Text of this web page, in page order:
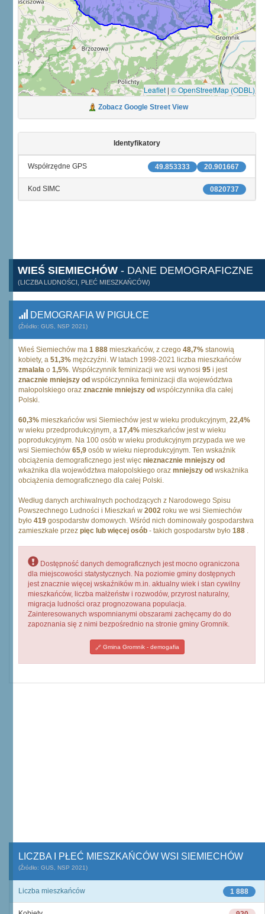
Leaflet | © OpenStreetMap (ODBL)
Zobacz Google Street View
Identyfikatory
20.901667
49.853333
Współrzędne GPS
0820737
Kod SIMC
WIEŚ SIEMIECHÓW - DANE DEMOGRAFICZNE
(LICZBA LUDNOŚCI, PŁEĆ MIESZKAŃCÓW)
DEMOGRAFIA W PIGUŁCE
(Źródło: GUS, NSP 2021)
Wieś Siemiechów ma 1 888 mieszkańców, z czego 48,7% stanowią
kobiety, a 51,3% mężczyźni. W latach 1998-2021 liczba mieszkańców
zmalała o 1,5%. Współczynnik feminizacji we wsi wynosi 95 i jest
znacznie mniejszy od współczynnika feminizacji dla województwa
małopolskiego oraz znacznie mniejszy od współczynnika dla całej
Polski.
60,3% mieszkańców wsi Siemiechów jest w wieku produkcyjnym, 22,4%
w wieku przedprodukcyjnym, a 17,4% mieszkańców jest w wieku
poprodukcyjnym. Na 100 osób w wieku produkcyjnym przypada we we
wsi Siemiechów 65,9 osób w wieku nieprodukcyjnym. Ten wskaźnik
obciążenia demograficznego jest więc nieznacznie mniejszy od
wkażnika dla województwa małopolskiego oraz mniejszy od wskażnika
obciążenia demograficznego dla całej Polski.
Według danych archiwalnych pochodzących z Narodowego Spisu
Powszechnego Ludności i Mieszkań w 2002 roku we wsi Siemiechów
było 419 gospodarstw domowych. Wśród nich dominowały gospodarstwa
zamieszkałe przez pięc lub więcej osób - takich gospodarstw było 188 .
Dostępność danych demograficznych jest mocno ograniczona
dla miejscowości statystycznych. Na poziomie gminy dostępnych
jest znacznie więcej wskaźników m.in. aktualny wiek i stan cywilny
mieszkańców, liczba małżeństw i rozwodów, przyrost naturalny,
migracja ludności oraz prognozowana populacja.
Zainteresowanych wspomnianymi obszarami zachęcamy do do
zapoznania się z nimi bezpośrednio na stronie gminy Gromnik.
Gmina Gromnik - demogafia
LICZBA I PŁEĆ MIESZKAŃCÓW WSI SIEMIECHÓW
(Źródło: GUS, NSP 2021)
1 888
Liczba mieszkańców